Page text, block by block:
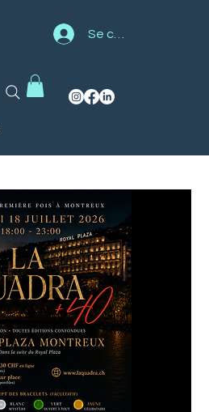
Se connecter